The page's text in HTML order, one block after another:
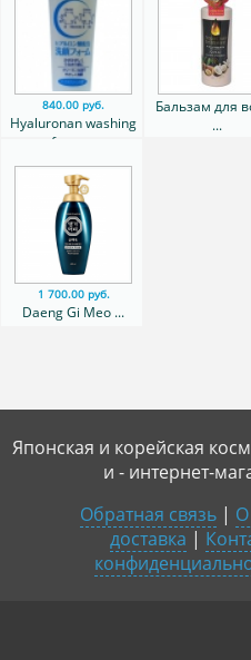
840.00 руб.
Hyaluronan washing
foam ...
Бальзам для
...
1 700.00 руб.
Daeng Gi Meo ...
Японская и корейская
и - интернет-
Обратная связь | О
доставка |